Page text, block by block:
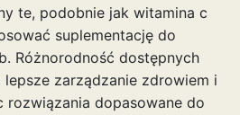
te, podobnie jak witamina c
suplementację do
Różnorodność dostępnych
zarządzanie zdrowiem i
rozwiązania dopasowane do